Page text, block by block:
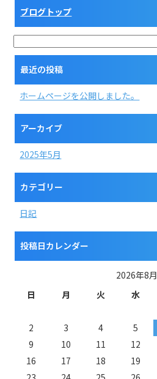
ブログトップ
最近の投稿
ホームページを公開しました。
アーカイブ
2025年5月
カテゴリー
日記
投稿日カレンダー
2026年8月
日
月 火 水
2
3 4 5
9
10 11 12
16
17 18 19